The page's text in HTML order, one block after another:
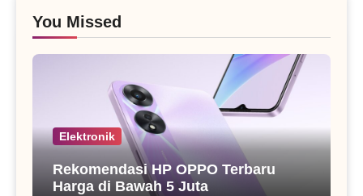
You Missed
Elektronik
Rekomendasi HP OPPO Terbaru
Harga di Bawah 5 Juta